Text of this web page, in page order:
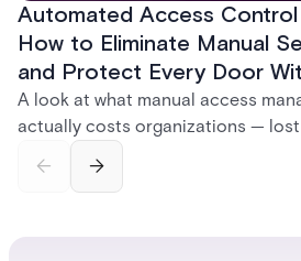
Automated Access Control
How to Eliminate Manual
and Protect Every Door
A look at what manual access
actually costs organizations —
— and how Acre's automated